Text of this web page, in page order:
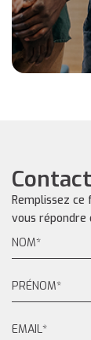
Remplissez
vous répondre